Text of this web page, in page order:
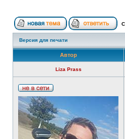
Версия для печати
Автор
Liza Prass